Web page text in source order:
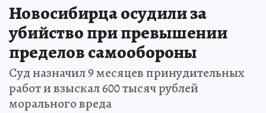
Новосибирца осудили за
убийство при превышении
пределов самообороны
Суд назначил 9 месяцев принудительных
работ и взыскал 600 тысяч рублей
морального вреда